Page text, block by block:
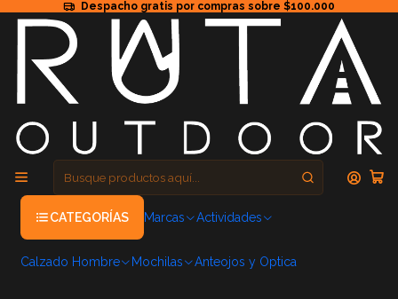
Despacho gratis por compras sobre $100.000
CATEGORÍAS Marcas Actividades
Calzado Hombre Mochilas Anteojos y Optica